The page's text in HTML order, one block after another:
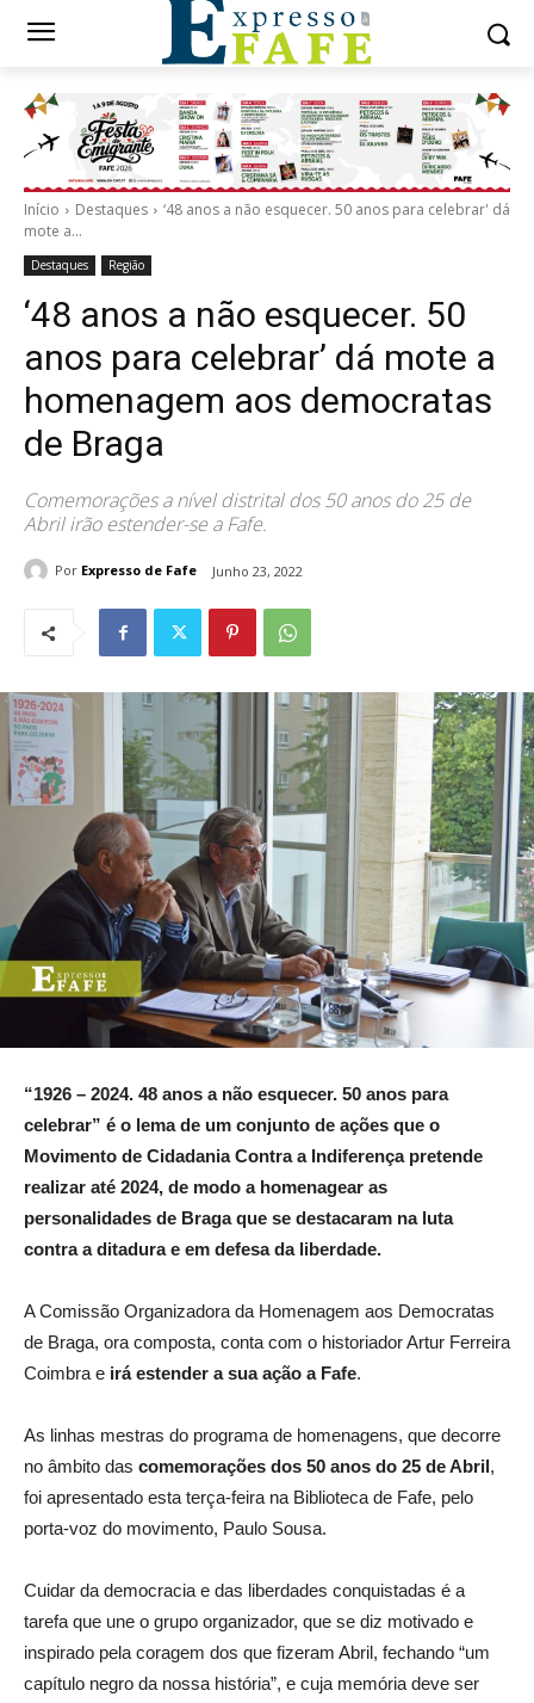
Início Destaques
‘48 anos a não esquecer. 50 anos para celebrar' dá
mote a...
Destaques Região
‘48 anos a não esquecer. 50
anos para celebrar’ dá mote a
homenagem aos democratas
de Braga
Comemorações a nível distrital dos 50 anos do 25 de
Abril irão estender-se a Fafe.
Por Expresso de Fafe Junho 23, 2022
“1926 – 2024. 48 anos a não esquecer. 50 anos para
celebrar” é o lema de um conjunto de ações que o
Movimento de Cidadania Contra a Indiferença pretende
realizar até 2024, de modo a homenagear as
personalidades de Braga que se destacaram na luta
contra a ditadura e em defesa da liberdade.
A Comissão Organizadora da Homenagem aos Democratas
de Braga, ora composta, conta com o historiador Artur Ferreira
Coimbra e irá estender a sua ação a Fafe.
As linhas mestras do programa de homenagens, que decorre
no âmbito das comemorações dos 50 anos do 25 de Abril,
foi apresentado esta terça-feira na Biblioteca de Fafe, pelo
porta-voz do movimento, Paulo Sousa.
Cuidar da democracia e das liberdades conquistadas é a
tarefa que une o grupo organizador, que se diz motivado e
inspirado pela coragem dos que fizeram Abril, fechando “um
capítulo negro da nossa história”, e cuja memória deve ser